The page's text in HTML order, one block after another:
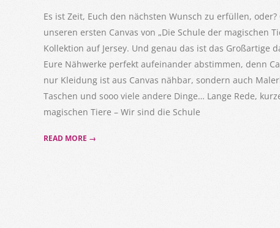
Es ist Zeit, Euch den nächsten Wunsch zu erfüllen,
unseren ersten Canvas von „Die Schule der magischen
Kollektion auf Jersey. Und genau das ist das Großartige
Eure Nähwerke perfekt aufeinander abstimmen, denn
nur Kleidung ist aus Canvas nähbar, sondern auch
Taschen und sooo viele andere Dinge… Lange Rede,
magischen Tiere – Wir sind die Schule
READ MORE →